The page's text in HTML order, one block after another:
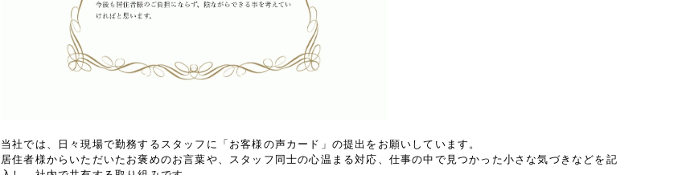
当社では、日々現場で勤務するスタッフに「お客様の声カード」の提出をお願いしています。
居住者様からいただいたお褒めのお言葉や、スタッフ同士の心温まる対応、仕事の中で見つかった小さな気づきなどを記